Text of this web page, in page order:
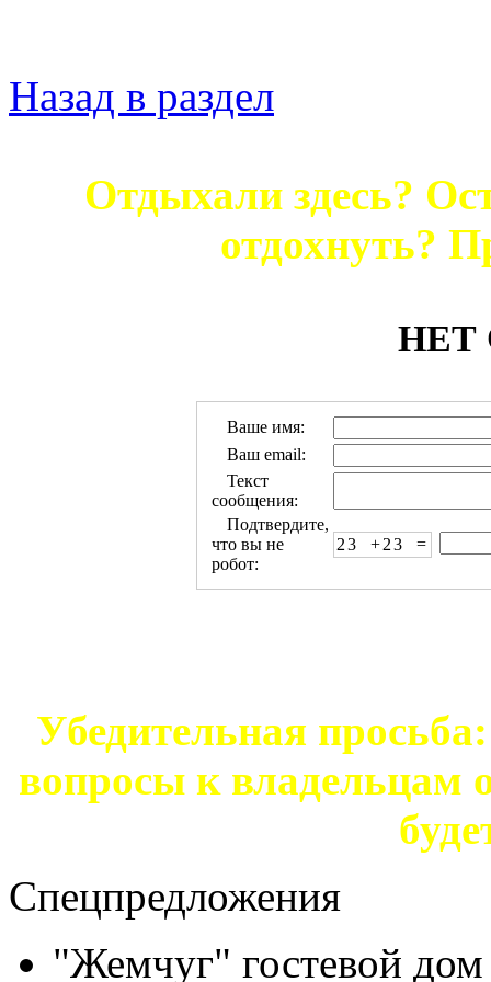
Назад в раздел
Отдыхали здесь?
отдохнуть?
НЕТ
Ваше имя:
Ваш email:
Текст
сообщения:
Подтвердите,
что вы не
робот:
23 +23 =
Убедительная
вопросы к владельцам
Спецпредложения
"Жемчуг" гостевой